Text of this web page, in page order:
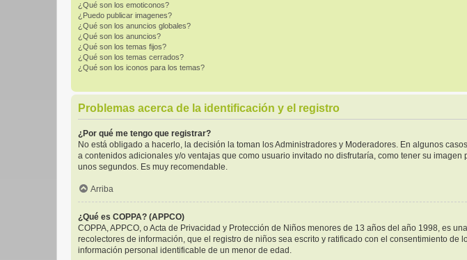
¿Qué son los emoticonos?
¿Puedo publicar imagenes?
¿Qué son los anuncios globales?
¿Qué son los anuncios?
¿Qué son los temas fijos?
¿Qué son los temas cerrados?
¿Qué son los iconos para los temas?
Problemas acerca de la identificación y el registro
¿Por qué me tengo que registrar?
No está obligado a hacerlo, la decisión la toman los Administradores y Moderadores. En algunos
a contenidos adicionales y/o ventajas que como usuario invitado no disfrutaría, como tener su
unos segundos. Es muy recomendable.
Arriba
¿Qué es COPPA? (APPCO)
COPPA, APPCO, o Acta de Privacidad y Protección de Niños menores de 13 años del año 1998, es
recolectores de información, que el registro de niños sea escrito y ratificado con el consentimiento
información personal identificable de un menor de edad.